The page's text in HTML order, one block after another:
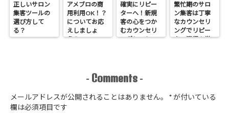
正しいサロン
集客ツールの
選び方して
る？
アメブロの商
用利用OK！？
についてお応
えしましょ
う！
確実にリピー
ターへ！新規
客の心をつか
むカウンセリ
ングシートの
繁忙期のサロ
ン集客は丁寧
なカウンセリ
ングでリピー
ター獲得！覚
- Comments -
メールアドレスが公開されることはありません。 *が付いている
欄は必須項目です